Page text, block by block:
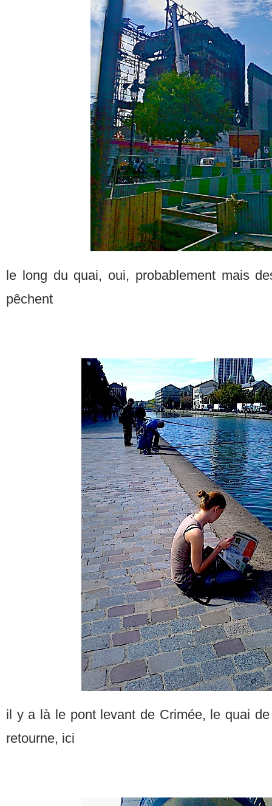
le long du quai, oui, probablement mais
pêchent
il y a là le pont levant de Crimée, le quai
retourne, ici